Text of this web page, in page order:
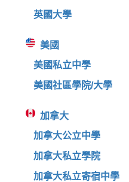
英國大學
美國
美國私立中學
美國社區學院/大學
加拿大
加拿大公立中學
加拿大私立學院
加拿大私立寄宿中學